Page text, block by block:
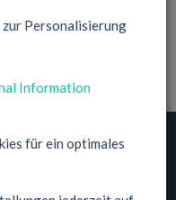
Personalisierung
Information
für ein optimales
den EU-Vorschriften.